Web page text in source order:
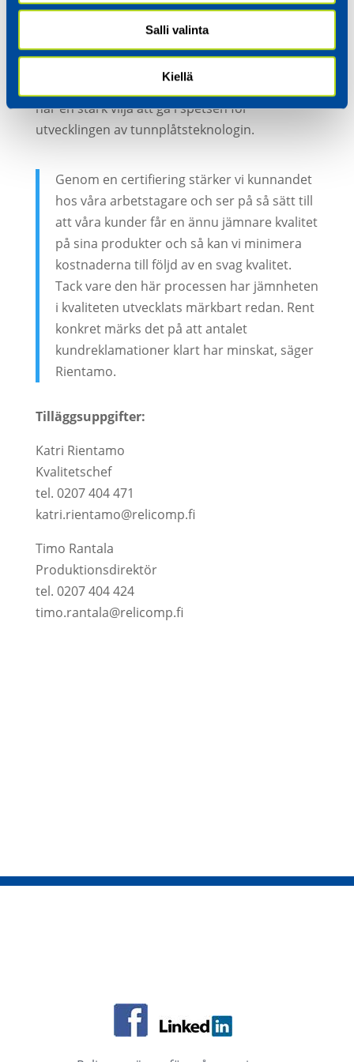
Salli valinta
Kiellä
ISO 3834-2 är en påbyggnad på certifikaten för
ISO 9001, ISO 14001 och OHSAS 18001. På
jobbat med kvalitetsfrågor, eftersom företaget
har en stark vilja att gå i spetsen för
utvecklingen av tunnplåtsteknologin.
Genom en certifiering stärker vi kunnandet
hos våra arbetstagare och ser på så sätt till
att våra kunder får en ännu jämnare kvalitet
på sina produkter och så kan vi minimera
kostnaderna till följd av en svag kvalitet.
Tack vare den här processen har jämnheten
i kvaliteten utvecklats märkbart redan. Rent
konkret märks det på att antalet
kundreklamationer klart har minskat, säger
Rientamo.
Tilläggsuppgifter:
Katri Rientamo
Kvalitetschef
tel. 0207 404 471
katri.rientamo@relicomp.fi
Timo Rantala
Produktionsdirektör
tel. 0207 404 424
timo.rantala@relicomp.fi